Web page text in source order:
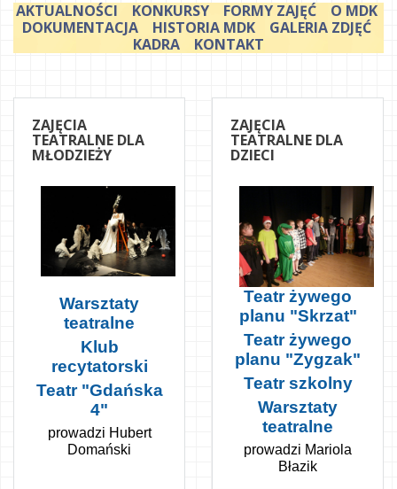
AKTUALNOŚCI KONKURSY FORMY ZAJĘĆ
O MDK
DOKUMENTACJA
HISTORIA MDK
GALERIA ZDJĘĆ
KADRA
KONTAKT
ZAJĘCIA
TEATRALNE DLA
MŁODZIEŻY
Warsztaty
teatralne
Klub
recytatorski
Teatr "Gdańska
4"
prowadzi Hubert
Domański
ZAJĘCIA
TEATRALNE DLA
DZIECI
Teatr żywego
planu "Skrzat"
Teatr żywego
planu "Zygzak"
Teatr szkolny
Warsztaty
teatralne
prowadzi Mariola
Błazik